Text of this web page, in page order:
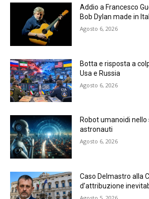
Addio a Francesco
Bob Dylan made in
Agosto 6, 2026
Botta e risposta a
Usa e Russia
Agosto 6, 2026
Robot umanoidi
astronauti
Agosto 6, 2026
Caso Delmastro alla
d’attribuzione